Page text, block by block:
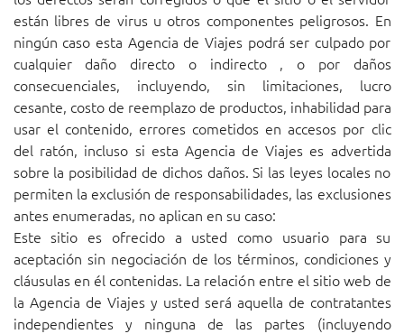
están libres de virus u otros componentes peligrosos. En
ningún caso esta Agencia de Viajes podrá ser culpado por
cualquier daño directo o indirecto , o por daños
consecuenciales, incluyendo, sin limitaciones, lucro
cesante, costo de reemplazo de productos, inhabilidad para
usar el contenido, errores cometidos en accesos por clic
del ratón, incluso si esta Agencia de Viajes es advertida
sobre la posibilidad de dichos daños. Si las leyes locales no
permiten la exclusión de responsabilidades, las exclusiones
antes enumeradas, no aplican en su caso:
Este sitio es ofrecido a usted como usuario para su
aceptación sin negociación de los términos, condiciones y
cláusulas en él contenidas. La relación entre el sitio web de
la Agencia de Viajes y usted será aquella de contratantes
independientes y ninguna de las partes (incluyendo